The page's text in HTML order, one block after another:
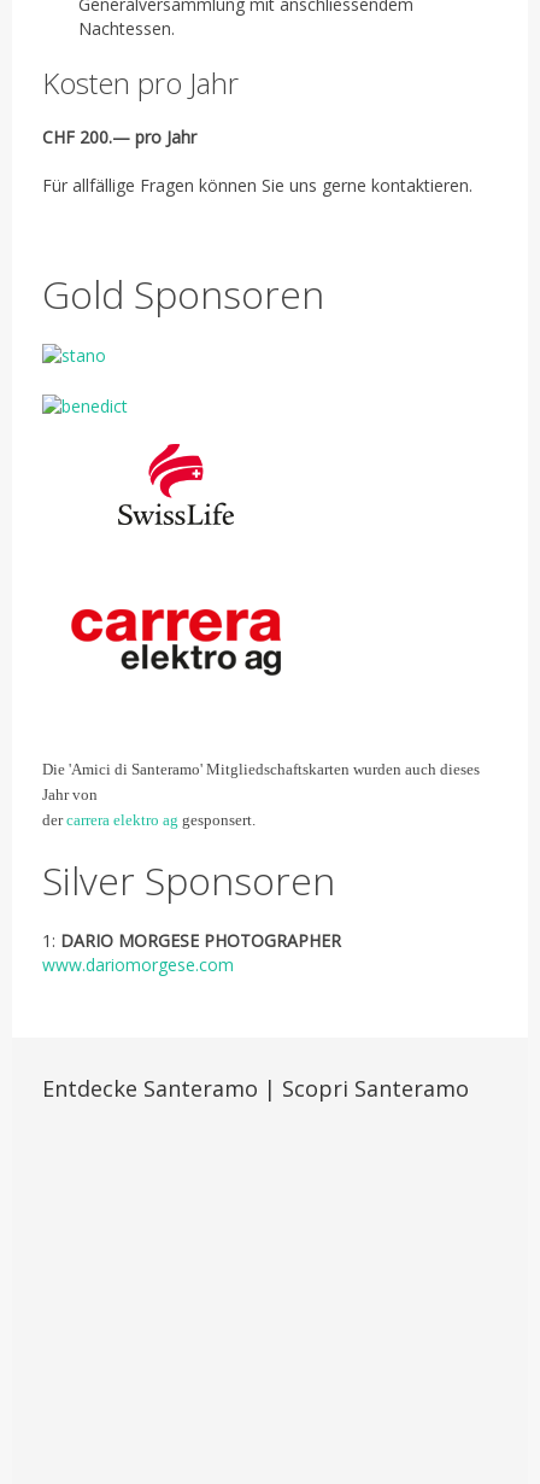
Nachtessen.
Kosten pro Jahr
CHF 200.— pro Jahr
Für allfällige Fragen können Sie uns gerne kontaktieren.
Gold Sponsoren
Die 'Amici di Santeramo' Mitgliedschaftskarten wurden auch dieses
Jahr von
dercarrera elektro ag gesponsert.
Silver Sponsoren
1: DARIO MORGESE PHOTOGRAPHER
www.dariomorgese.com
Entdecke Santeramo | Scopri Santeramo